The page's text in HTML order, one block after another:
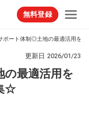
無料登録
ポート体制◎土地の最適活用を
更新日 2026/01/23
最適活用を
☆